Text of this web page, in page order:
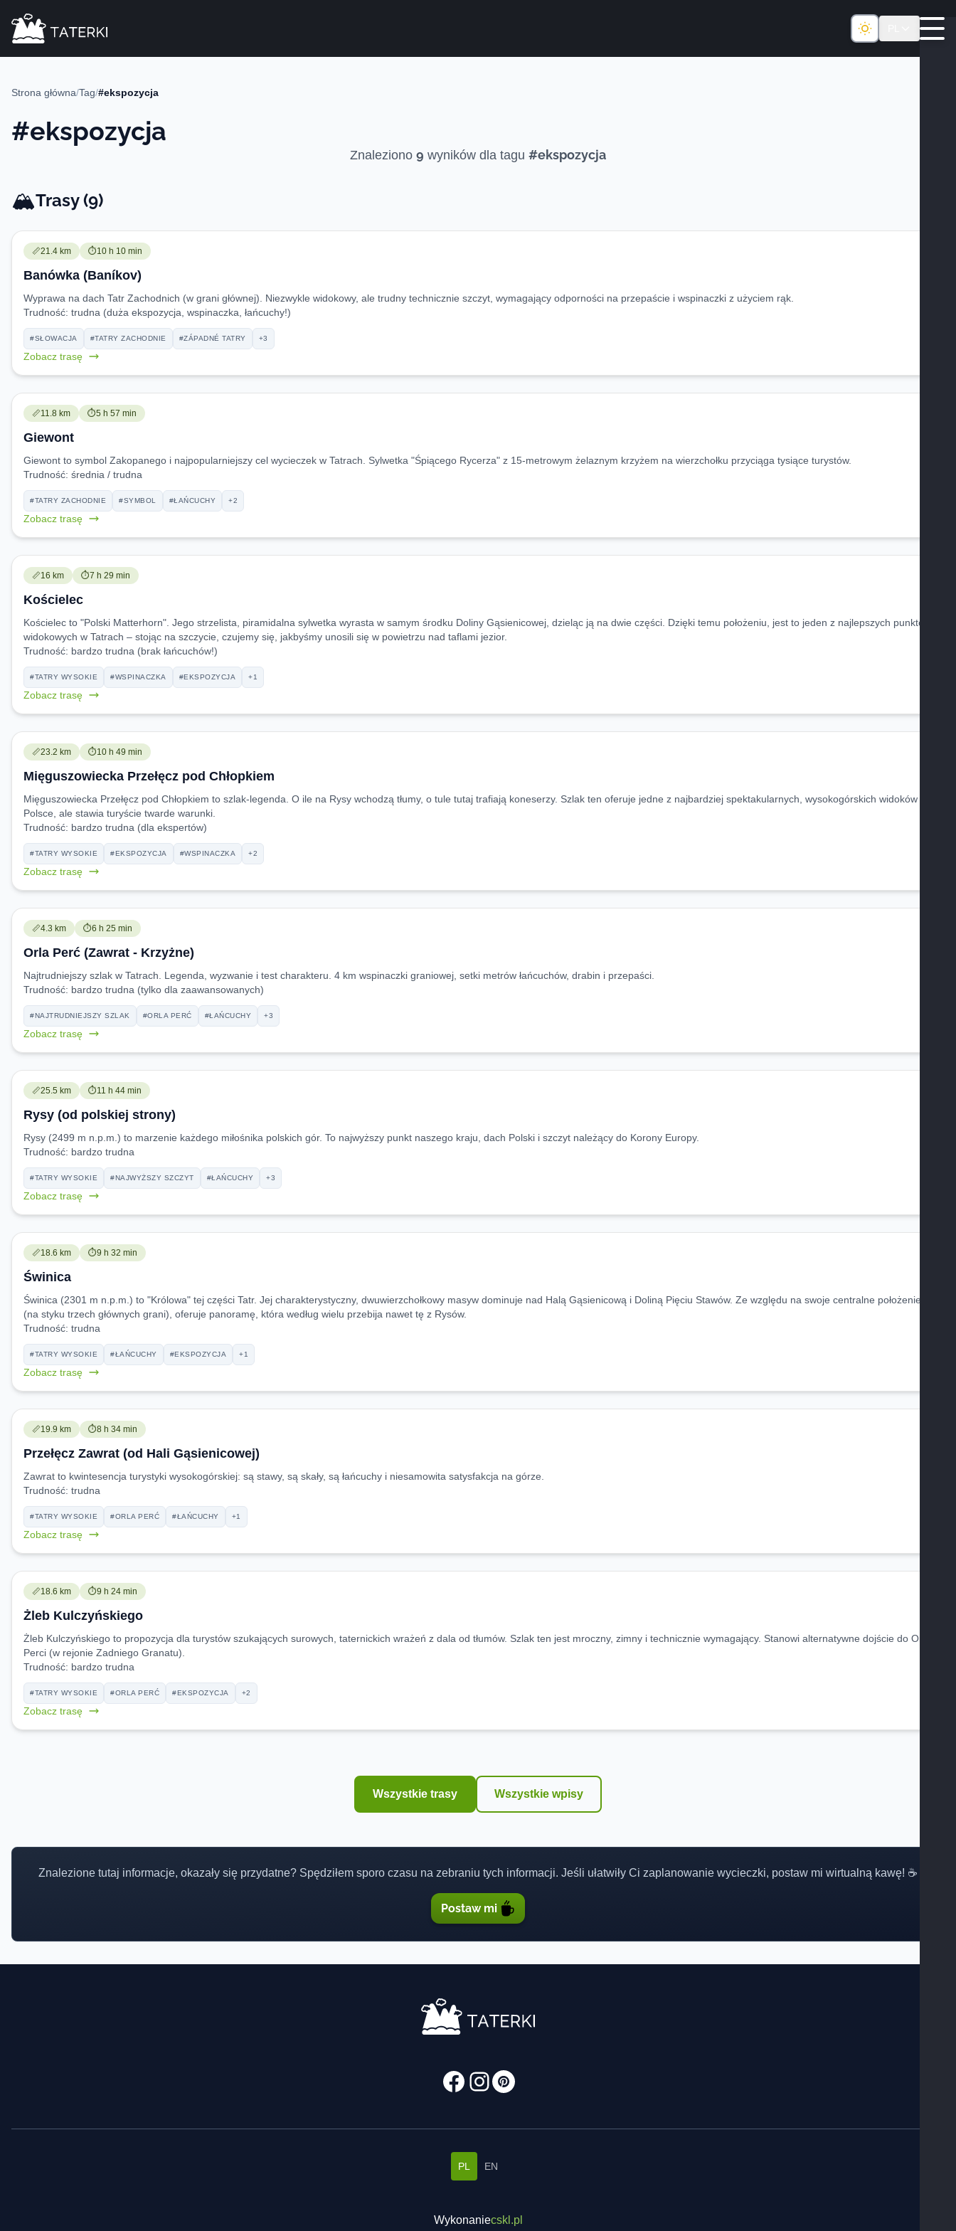
Strona główna/Tag/#ekspozycja
#ekspozycja
Znaleziono 9 wyników dla tagu #ekspozycja
🏔️Trasy -
Trasy (9)
📏Trudność:
21.4 km ⏱️Czas przejścia:
10 h 10 min
Banówka (Baníkov)
Wyprawa na dach Tatr Zachodnich (w grani głównej). Niezwykle widokowy, ale trudny technicznie szczyt, wymagający odporności na przepaście i wspinaczki z użyciem rąk.
Trudność: trudna (duża ekspozycja, wspinaczka, łańcuchy!)
#SŁOWACJA #TATRY ZACHODNIE #ZÁPADNÉ TATRY +3
Zobacz trasę
📏Trudność:
11.8 km ⏱️Czas przejścia:
5 h 57 min
Giewont
Giewont to symbol Zakopanego i najpopularniejszy cel wycieczek w Tatrach. Sylwetka "Śpiącego Rycerza" z 15-metrowym żelaznym krzyżem na wierzchołku przyciąga tysiące turystów.
Trudność: średnia / trudna
#TATRY ZACHODNIE #SYMBOL #ŁAŃCUCHY +2
Zobacz trasę
📏Trudność:
16 km ⏱️Czas przejścia:
7 h 29 min
Kościelec
Kościelec to "Polski Matterhorn". Jego strzelista, piramidalna sylwetka wyrasta w samym środku Doliny Gąsienicowej, dzieląc ją na dwie części. Dzięki temu położeniu, jest to jeden z najlepszych punktów
widokowych w Tatrach – stojąc na szczycie, czujemy się, jakbyśmy unosili się w powietrzu nad taflami jezior.
Trudność: bardzo trudna (brak łańcuchów!)
#TATRY WYSOKIE #WSPINACZKA #EKSPOZYCJA +1
Zobacz trasę
📏Trudność:
23.2 km ⏱️Czas przejścia:
10 h 49 min
Mięguszowiecka Przełęcz pod Chłopkiem
Mięguszowiecka Przełęcz pod Chłopkiem to szlak-legenda. O ile na Rysy wchodzą tłumy, o tule tutaj trafiają koneserzy. Szlak ten oferuje jedne z najbardziej spektakularnych, wysokogórskich widoków w
Polsce, ale stawia turyście twarde warunki.
Trudność: bardzo trudna (dla ekspertów)
#TATRY WYSOKIE #EKSPOZYCJA #WSPINACZKA +2
Zobacz trasę
📏Trudność:
4.3 km ⏱️Czas przejścia:
6 h 25 min
Orla Perć (Zawrat - Krzyżne)
Najtrudniejszy szlak w Tatrach. Legenda, wyzwanie i test charakteru. 4 km wspinaczki graniowej, setki metrów łańcuchów, drabin i przepaści.
Trudność: bardzo trudna (tylko dla zaawansowanych)
#NAJTRUDNIEJSZY SZLAK #ORLA PERĆ #ŁAŃCUCHY +3
Zobacz trasę
📏Trudność:
25.5 km ⏱️Czas przejścia:
11 h 44 min
Rysy (od polskiej strony)
Rysy (2499 m n.p.m.) to marzenie każdego miłośnika polskich gór. To najwyższy punkt naszego kraju, dach Polski i szczyt należący do Korony Europy.
Trudność: bardzo trudna
#TATRY WYSOKIE #NAJWYŻSZY SZCZYT #ŁAŃCUCHY +3
Zobacz trasę
📏Trudność:
18.6 km ⏱️Czas przejścia:
9 h 32 min
Świnica
Świnica (2301 m n.p.m.) to "Królowa" tej części Tatr. Jej charakterystyczny, dwuwierzchołkowy masyw dominuje nad Halą Gąsienicową i Doliną Pięciu Stawów. Ze względu na swoje centralne położenie
(na styku trzech głównych grani), oferuje panoramę, która według wielu przebija nawet tę z Rysów.
Trudność: trudna
#TATRY WYSOKIE #ŁAŃCUCHY #EKSPOZYCJA +1
Zobacz trasę
📏Trudność:
19.9 km ⏱️Czas przejścia:
8 h 34 min
Przełęcz Zawrat (od Hali Gąsienicowej)
Zawrat to kwintesencja turystyki wysokogórskiej: są stawy, są skały, są łańcuchy i niesamowita satysfakcja na górze.
Trudność: trudna
#TATRY WYSOKIE #ORLA PERĆ #ŁAŃCUCHY +1
Zobacz trasę
📏Trudność:
18.6 km ⏱️Czas przejścia:
9 h 24 min
Żleb Kulczyńskiego
Żleb Kulczyńskiego to propozycja dla turystów szukających surowych, taternickich wrażeń z dala od tłumów. Szlak ten jest mroczny, zimny i technicznie wymagający. Stanowi alternatywne dojście do Orlej
Perci (w rejonie Zadniego Granatu).
Trudność: bardzo trudna
#TATRY WYSOKIE #ORLA PERĆ #EKSPOZYCJA +2
Zobacz trasę
Wszystkie trasy Wszystkie wpisy
Znalezione tutaj informacje, okazały się przydatne? Spędziłem sporo czasu na zebraniu tych informacji. Jeśli ułatwiły Ci zaplanowanie wycieczki, postaw mi wirtualną kawę! ☕
Postaw mi
PL EN
Wykonaniecskl.pl